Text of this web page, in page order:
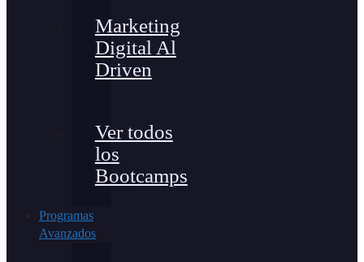
Marketing
Digital Al
Driven
Ver todos
los
Bootcamps
Programas
Avanzados